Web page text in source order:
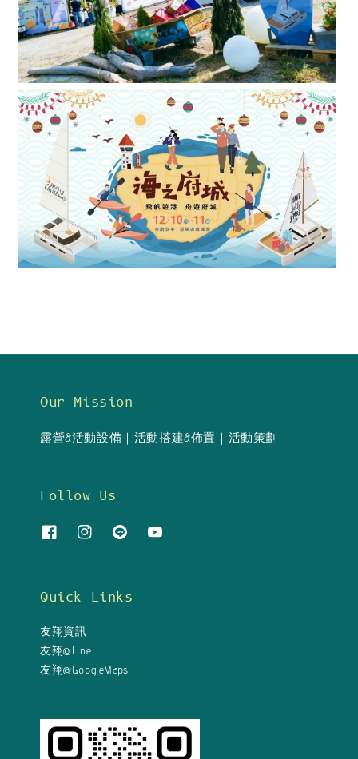
Our Mission
露營&活動設備｜活動搭建&佈置｜活動策劃
Follow Us
Quick Links
友翔資訊
友翔@Line
友翔@GoogleMaps